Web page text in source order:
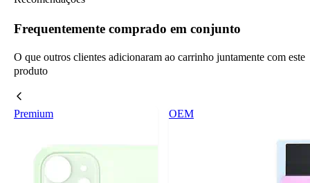
Frequentemente comprado em conjunto
O que outros clientes adicionaram ao carrinho juntamente com este
produto
Premium OEM